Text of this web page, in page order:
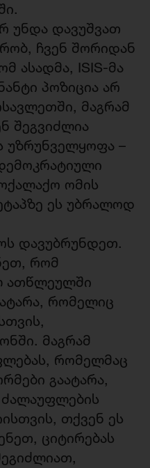
უნდა დავუშვათ
ჩვენ შორიდან
ასადმა, ISIS-მა
პოზიცია არ
მაგრამ
შეგვიძლია
უზრუნველყოფა –
ომის
ეს უბრალოდ
დავუბრუნდეთ.
რომ
ათწლეულში
რომელიც
მაგრამ
რომელმაც
გაატარა,
ძალაუფლების
თქვენ ეს
ციტირებას